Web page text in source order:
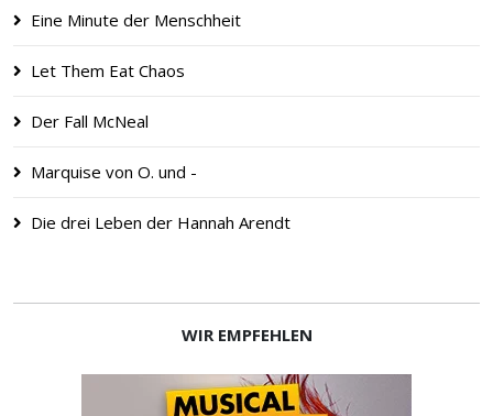
Eine Minute der Menschheit
Let Them Eat Chaos
Der Fall McNeal
Marquise von O. und -
Die drei Leben der Hannah Arendt
WIR EMPFEHLEN